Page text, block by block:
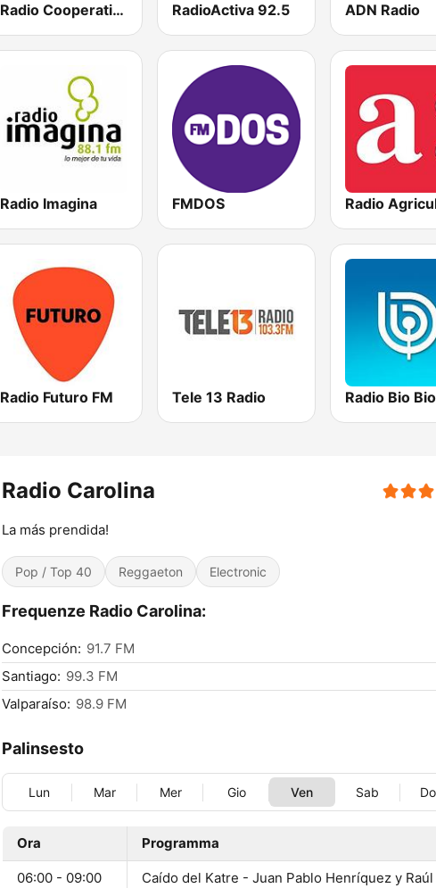
Radio Cooperativa RadioActiva 92.5 ADN Radio
Radio Imagina FMDOS Radio
Radio Futuro FM Tele 13 Radio
Radio Carolina
La más prendida!
Pop / Top 40 Reggaeton Electronic
Frequenze Radio Carolina:
Concepción: 91.7 FM
Santiago: 99.3 FM
Valparaíso: 98.9 FM
Palinsesto
Lun Mar Mer Gio Ven Sab
Ora Programma
06:00 - 09:00
Caído del Katre - Juan Pablo Henríquez y Raúl